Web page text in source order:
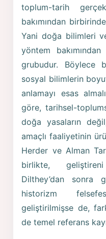
toplum-tarih
bakımından
Yani doğa bilimleri
yöntem
grubudur. Böylece
sosyal bilimlerin
anlamayı esas
göre, tarihsel-
doğa yasaların
amaçlı faaliyetinin
Herder ve Alman
birlikte,
Dilthey’dan sonra
historizm
geliştirilmişse de,
de temel referans